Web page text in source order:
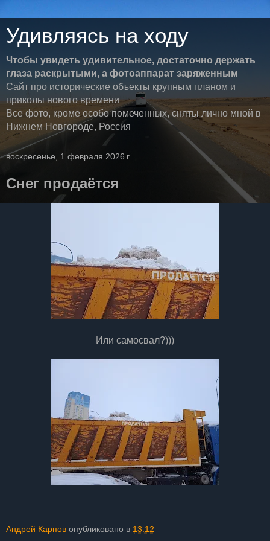
Удивляясь на ходу
Чтобы увидеть удивительное, достаточно держать
глаза раскрытыми, а фотоаппарат заряженным
Сайт про исторические объекты крупным планом и
приколы нового времени
Все фото, кроме особо помеченных, сняты лично мной в
Нижнем Новгороде, Россия
воскресенье, 1 февраля 2026 г.
Снег продаётся
Или самосвал?)))
Андрей Карпов опубликовано в 13:12